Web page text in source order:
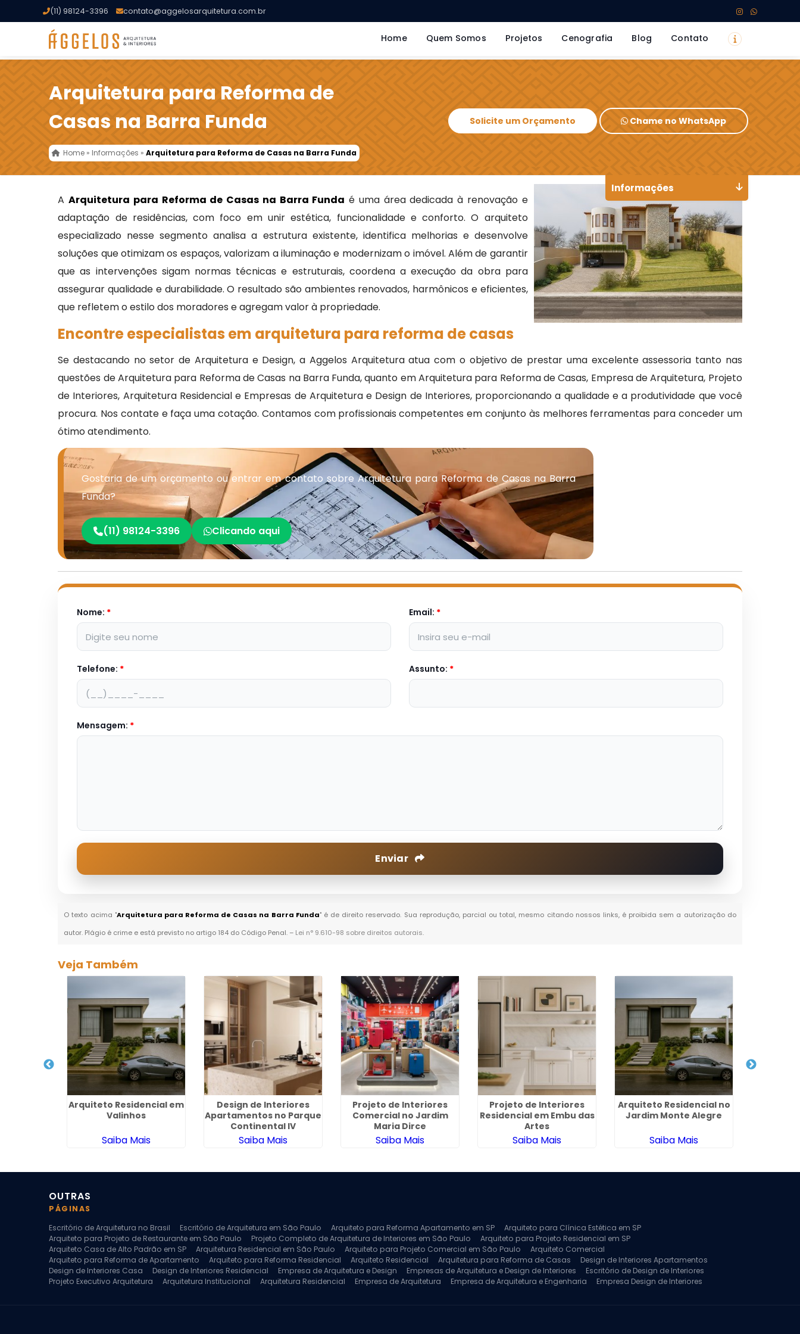
(11) 98124-3396 contato@aggelosarquitetura.com.br
Home Quem Somos Projetos Cenografia Blog Contato
Arquitetura para Reforma de
Casas na Barra Funda
Home » Informações »Arquitetura para Reforma de Casas na Barra Funda
Solicite um Orçamento Chame no WhatsApp
A Arquitetura para Reforma de Casas na Barra Funda é uma área dedicada à renovação e
adaptação de residências, com foco em unir estética, funcionalidade e conforto. O arquiteto
especializado nesse segmento analisa a estrutura existente, identifica melhorias e desenvolve
soluções que otimizam os espaços, valorizam a iluminação e modernizam o imóvel. Além de garantir
que as intervenções sigam normas técnicas e estruturais, coordena a execução da obra para
assegurar qualidade e durabilidade. O resultado são ambientes renovados, harmônicos e eficientes,
que refletem o estilo dos moradores e agregam valor à propriedade.
Encontre especialistas em arquitetura para reforma de casas
Se destacando no setor de Arquitetura e Design, a Aggelos Arquitetura atua com o objetivo de prestar uma excelente assessoria tanto nas
questões de Arquitetura para Reforma de Casas na Barra Funda, quanto em Arquitetura para Reforma de Casas, Empresa de Arquitetura, Projeto
de Interiores, Arquitetura Residencial e Empresas de Arquitetura e Design de Interiores, proporcionando a qualidade e a produtividade que você
procura. Nos contate e faça uma cotação. Contamos com profissionais competentes em conjunto às melhores ferramentas para conceder um
ótimo atendimento.
Gostaria de um orçamento ou entrar em contato sobre Arquitetura para Reforma de Casas na Barra
Funda?
(11) 98124-3396 Clicando aqui
Nome: * Email: *
Telefone: * Assunto: *
Mensagem: *
Enviar
O texto acima "Arquitetura para Reforma de Casas na Barra Funda" é de direito reservado. Sua reprodução, parcial ou total, mesmo citando nossos links, é proibida sem a autorização do
autor. Plágio é crime e está previsto no artigo 184 do Código Penal. – Lei n° 9.610-98 sobre direitos autorais.
Informações
Veja Também
Arquiteto Residencial em
Valinhos
Saiba Mais
Design de Interiores
Apartamentos no Parque
Continental IV
Saiba Mais
Projeto de Interiores
Comercial no Jardim
Maria Dirce
Saiba Mais
Projeto de Interiores
Residencial em Embu das
Artes
Saiba Mais
Arquiteto Residencial no
Jardim Monte Alegre
Saiba Mais
OUTRAS
PÁGINAS
Escritório de Arquitetura no Brasil
Escritório de Arquitetura em São Paulo Arquiteto para Reforma Apartamento em SP
Arquiteto para Clínica Estética em SP
Arquiteto para Projeto de Restaurante em São Paulo
Projeto Completo de Arquitetura de Interiores em São Paulo
Arquiteto para Projeto Residencial em SP
Arquiteto Casa de Alto Padrão em SP
Arquitetura Residencial em São Paulo Arquiteto para Projeto Comercial em São Paulo
Arquiteto Comercial
Arquiteto para Reforma de Apartamento
Arquiteto para Reforma Residencial Arquiteto Residencial Arquitetura para Reforma de Casas
Design de Interiores Apartamentos
Design de Interiores Casa
Design de Interiores Residencial Empresa de Arquitetura e Design Empresas de Arquitetura e Design de Interiores
Escritório de Design de Interiores
Projeto Executivo Arquitetura
Arquitetura Institucional Arquitetura Residencial Empresa de Arquitetura Empresa de Arquitetura e Engenharia
Empresa Design de Interiores